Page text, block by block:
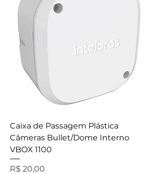
Caixa de Passagem Plástica
Câmeras Bullet/Dome Interno
VBOX 1100
Preço
R$ 20,00